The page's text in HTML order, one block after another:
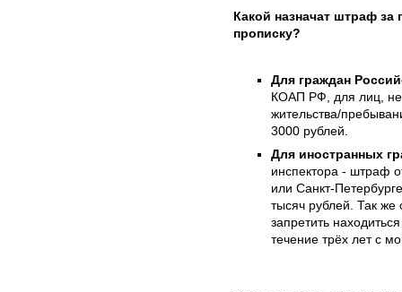
Какой назначат штраф
прописку?
Для граждан
КОАП РФ, для лиц, не
жительства/
3000 рублей.
Для иностранных
инспектора - штраф
или Санкт-
тысяч рублей. Так же
запретить
течение трёх лет с